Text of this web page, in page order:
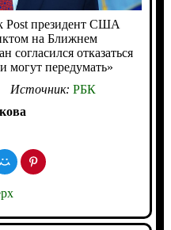
Post президент США
на Ближнем
согласился отказаться
могут передумать»
Источник: РБК